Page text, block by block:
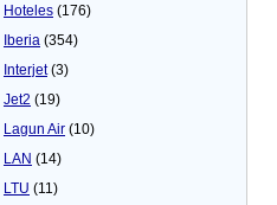
Hoteles (176)
Iberia (354)
Interjet(3)
Jet2 (19)
Lagun Air (10)
LAN (14)
LTU (11)